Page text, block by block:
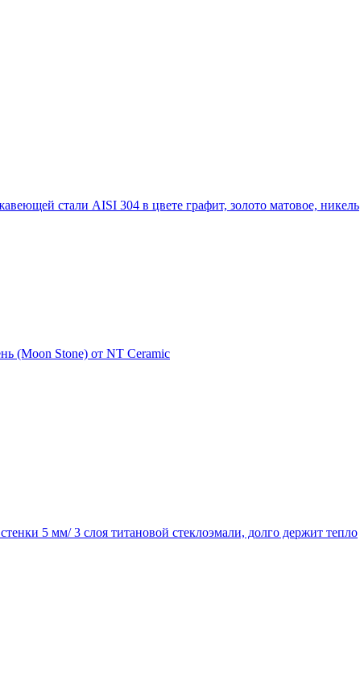
стали AISI 304 в цвете графит, золото матовое, никель
(Moon Stone) от NT Ceramic
5 мм/ 3 слоя титановой стеклоэмали, долго держит тепло